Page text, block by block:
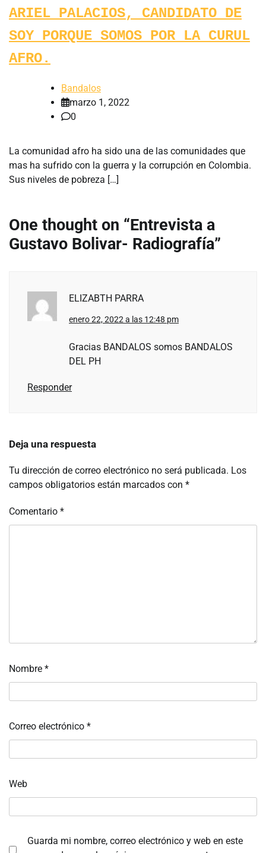
ARIEL PALACIOS, CANDIDATO DE
SOY PORQUE SOMOS POR LA CURUL
AFRO.
Bandalos
marzo 1, 2022
0
La comunidad afro ha sido una de las comunidades que
mas ha sufrido con la guerra y la corrupción en Colombia.
Sus niveles de pobreza […]
One thought on “Entrevista a
Gustavo Bolivar- Radiografía”
ELIZABTH PARRA
enero 22, 2022 a las 12:48 pm
Gracias BANDALOS somos BANDALOS
DEL PH
Responder
Deja una respuesta
Tu dirección de correo electrónico no será publicada. Los
campos obligatorios están marcados con *
Comentario *
Nombre *
Correo electrónico *
Web
Guarda mi nombre, correo electrónico y web en este